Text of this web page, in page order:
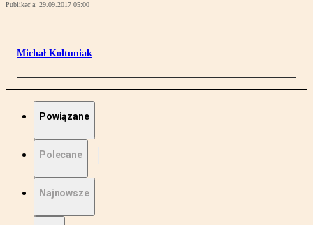
Publikacja: 29.09.2017 05:00
Michał Kołtuniak
Powiązane
Polecane
Najnowsze